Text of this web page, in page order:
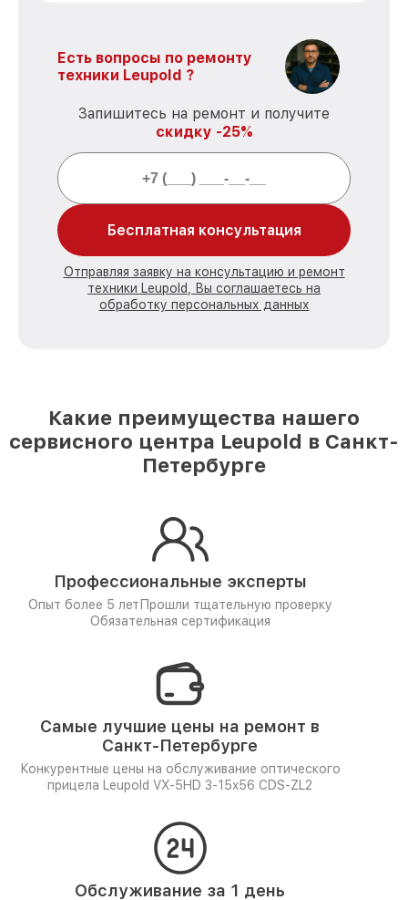
Есть вопросы по ремонту
техники Leupold ?
Запишитесь на ремонт и получите
скидку -25%
Бесплатная консультация
Отправляя заявку на консультацию и ремонт
техники Leupold, Вы соглашаетесь на
обработку персональных данных
Какие преимущества нашего
сервисного центра Leupold в Санкт-
Петербурге
Профессиональные эксперты
Опыт более 5 лет Прошли тщательную проверку
Обязательная сертификация
Самые лучшие цены на ремонт в
Санкт-Петербурге
Конкурентные цены на обслуживание оптического
прицела Leupold VX-5HD 3-15x56 CDS-ZL2
Обслуживание за 1 день